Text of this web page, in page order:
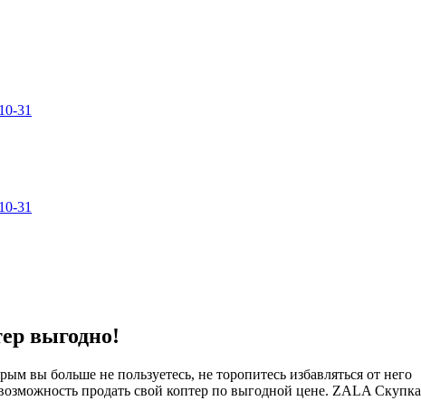
31
31
выгодно!
вы больше не пользуетесь, не торопитесь избавляться от него
продать свой коптер по выгодной цене. ZALA Скупка